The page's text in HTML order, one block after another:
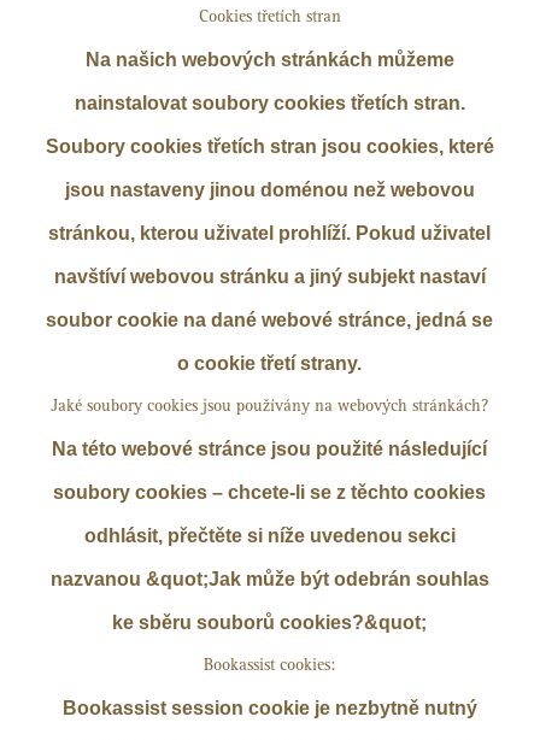
Cookies třetích stran
Na našich webových stránkách můžeme
nainstalovat soubory cookies třetích stran.
Soubory cookies třetích stran jsou cookies, které
jsou nastaveny jinou doménou než webovou
stránkou, kterou uživatel prohlíží. Pokud uživatel
navštíví webovou stránku a jiný subjekt nastaví
soubor cookie na dané webové stránce, jedná se
o cookie třetí strany.
Jaké soubory cookies jsou používány na webových stránkách?
Na této webové stránce jsou použité následující
soubory cookies – chcete-li se z těchto cookies
odhlásit, přečtěte si níže uvedenou sekci
nazvanou &quot;Jak může být odebrán souhlas
ke sběru souborů cookies?&quot;
Bookassist cookies:
Bookassist session cookie je nezbytně nutný